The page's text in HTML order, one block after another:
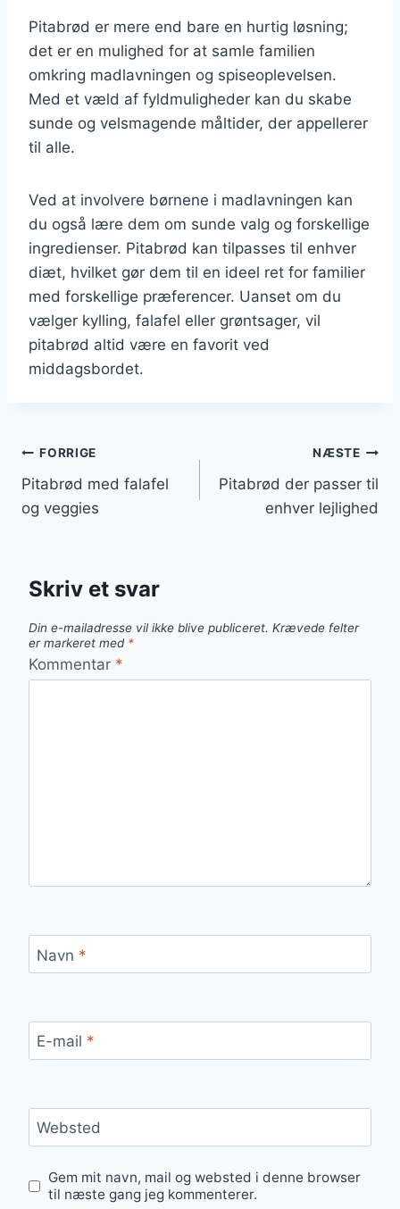
Pitabrød er mere end bare en hurtig løsning;
det er en mulighed for at samle familien
omkring madlavningen og spiseoplevelsen.
Med et væld af fyldmuligheder kan du skabe
sunde og velsmagende måltider, der appellerer
til alle.
Ved at involvere børnene i madlavningen kan
du også lære dem om sunde valg og forskellige
ingredienser. Pitabrød kan tilpasses til enhver
diæt, hvilket gør dem til en ideel ret for familier
med forskellige præferencer. Uanset om du
vælger kylling, falafel eller grøntsager, vil
pitabrød altid være en favorit ved
middagsbordet.
Indlægsnavigation
FORRIGE
Pitabrød med falafel
og veggies
NÆSTE
Pitabrød der passer til
enhver lejlighed
Skriv et svar
Din e-mailadresse vil ikke blive publiceret. Krævede felter
er markeret med *
Kommentar *
Navn *
E-mail *
Websted
Gem mit navn, mail og websted i denne browser
til næste gang jeg kommenterer.